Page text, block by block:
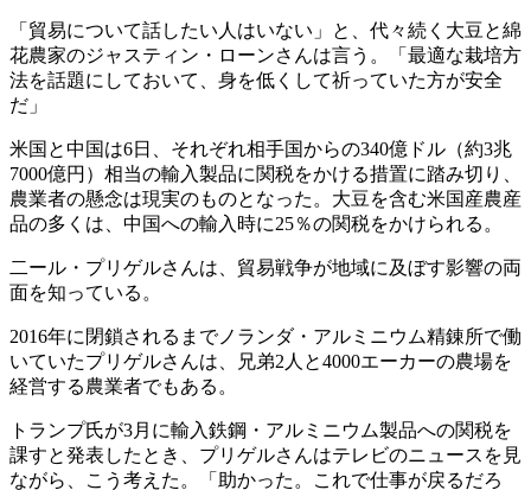
「貿易について話したい人はいない」と、代々続く大豆と綿
花農家のジャスティン・ローンさんは言う。「最適な栽培方
法を話題にしておいて、身を低くして祈っていた方が安全
だ」
米国と中国は6日、それぞれ相手国からの340億ドル（約3兆
7000億円）相当の輸入製品に関税をかける措置に踏み切り、
農業者の懸念は現実のものとなった。大豆を含む米国産農産
品の多くは、中国への輸入時に25％の関税をかけられる。
二ール・プリゲルさんは、貿易戦争が地域に及ぼす影響の両
面を知っている。
2016年に閉鎖されるまでノランダ・アルミニウム精錬所で働
いていたプリゲルさんは、兄弟2人と4000エーカーの農場を
経営する農業者でもある。
トランプ氏が3月に輸入鉄鋼・アルミニウム製品への関税を
課すと発表したとき、プリゲルさんはテレビのニュースを見
ながら、こう考えた。「助かった。これで仕事が戻るだろ